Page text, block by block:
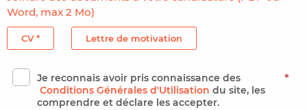
Word, max 2 Mo)
CV * Lettre de motivation
Je reconnais avoir pris connaissance des
Conditions Générales d'Utilisation du site, les
comprendre et déclare les accepter.
*